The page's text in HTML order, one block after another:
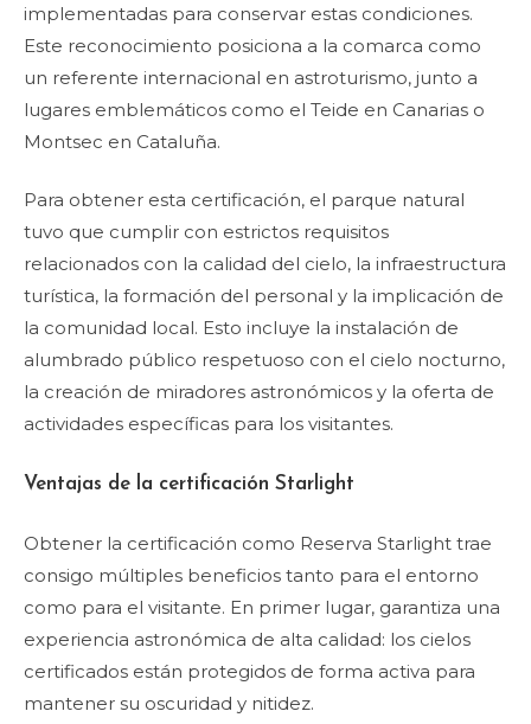
implementadas para conservar estas condiciones.
Este reconocimiento posiciona a la comarca como
un referente internacional en astroturismo, junto a
lugares emblemáticos como el Teide en Canarias o
Montsec en Cataluña.
Para obtener esta certificación, el parque natural
tuvo que cumplir con estrictos requisitos
relacionados con la calidad del cielo, la infraestructura
turística, la formación del personal y la implicación de
la comunidad local. Esto incluye la instalación de
alumbrado público respetuoso con el cielo nocturno,
la creación de miradores astronómicos y la oferta de
actividades específicas para los visitantes.
Ventajas de la certificación Starlight
Obtener la certificación como Reserva Starlight trae
consigo múltiples beneficios tanto para el entorno
como para el visitante. En primer lugar, garantiza una
experiencia astronómica de alta calidad: los cielos
certificados están protegidos de forma activa para
mantener su oscuridad y nitidez.